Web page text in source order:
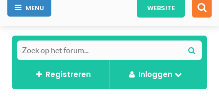
MENU WEBSITE
Registreren Inloggen